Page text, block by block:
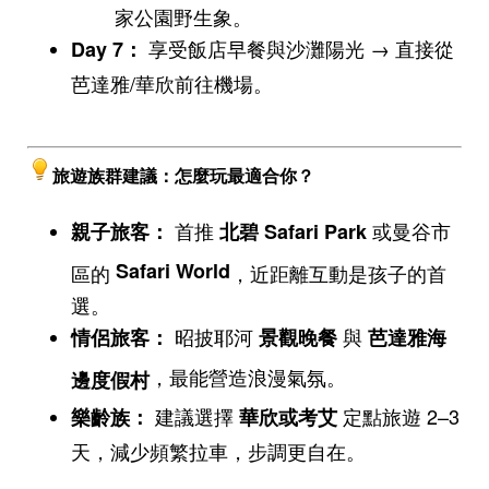
家公園野生象。
Day 7 ： 享受飯店早餐與沙灘陽光 → 直接從
芭達雅/華欣前往機場。
旅遊族群建議：怎麼玩最適合你？
親子旅客： 首推 北碧 Safari Park或曼谷市
區的 Safari World ，近距離互動是孩子的首
選。
情侶旅客： 昭披耶河景觀晚餐與芭達雅海
邊度假村，最能營造浪漫氣氛。
樂齡族： 建議選擇華欣或考艾 定點旅遊 2–3
天，減少頻繁拉車，步調更自在。